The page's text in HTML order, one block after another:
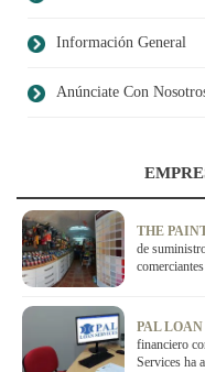
Información General
Anúnciate Con
THE
de
PAL
financiero
Services ha